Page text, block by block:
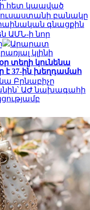
հետ կապված
բանակը
գնացքին
ԱՄՆ-ի նոր
Արարատ
կլինի
տեղի կունենա
37-ին խեղդամահ
Բրնաբիչը
ԱԺ նախագահի